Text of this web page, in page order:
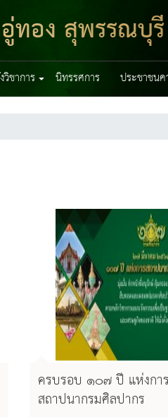
อง สุพรรณบุรี
วิชาการ นิทรรศการ ประชาชน
ครบรอบ ๑๐๗ ปี แห่งกา
สถาปนากรมศิลปากร